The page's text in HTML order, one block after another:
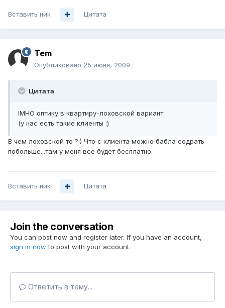
Вставить ник Цитата
Tem
Опубликовано 25 июня, 2009
Цитата
IMHO оптику в квартиру-лоховской вариант.
(у нас есть такие клиенты :)
В чем лоховской то ?:) Что с клиента можно бабла содрать
побольше...там у меня все будет бесплатно.
Вставить ник Цитата
Join the conversation
You can post now and register later. If you have an account,
sign in now to post with your account.
Ответить в тему...